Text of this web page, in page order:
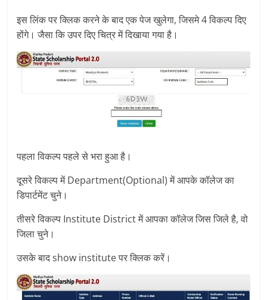
इस लिंक पर क्लिक करने के बाद एक पेज खुलेगा, जिसमे 4 विकल्प दिए
होंगे। जैसा कि उपर दिए चित्र में दिखाया गया है।
पहला विकल्प पहले से भरा हुआ है।
दूसरे विकल्प में Department(Optional) में आपके कॉलेज का
डिपार्टमेंट चुने।
तीसरे विकल्प Institute District में आपका कॉलेज जिस जिले है, वो
जिला चुने।
उसके बाद show institute पर क्लिक करें।